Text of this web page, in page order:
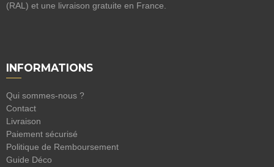
(RAL) et une livraison gratuite en France.
INFORMATIONS
Qui sommes-nous ?
Contact
Livraison
Paiement sécurisé
Politique de Remboursement
Guide Déco